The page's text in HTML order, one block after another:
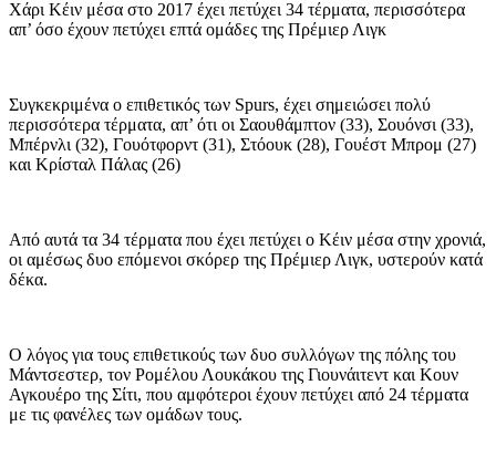
Χάρι Κέιν μέσα στο 2017 έχει πετύχει 34 τέρματα, περισσότερα
απ’ όσο έχουν πετύχει επτά ομάδες της Πρέμιερ Λιγκ
Συγκεκριμένα ο επιθετικός των Spurs, έχει σημειώσει πολύ
περισσότερα τέρματα, απ’ ότι οι Σαουθάμπτον (33), Σουόνσι (33),
Μπέρνλι (32), Γουότφορντ (31), Στόουκ (28), Γουέστ Μπρομ (27)
και Κρίσταλ Πάλας (26)
Από αυτά τα 34 τέρματα που έχει πετύχει ο Κέιν μέσα στην χρονιά,
οι αμέσως δυο επόμενοι σκόρερ της Πρέμιερ Λιγκ, υστερούν κατά
δέκα.
Ο λόγος για τους επιθετικούς των δυο συλλόγων της πόλης του
Μάντσεστερ, τον Ρομέλου Λουκάκου της Γιουνάιτεντ και Κουν
Αγκουέρο της Σίτι, που αμφότεροι έχουν πετύχει από 24 τέρματα
με τις φανέλες των ομάδων τους.